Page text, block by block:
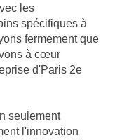
les
spécifiques à
fermement que
à cœur
d'Paris 2e
seulement
l'innovation